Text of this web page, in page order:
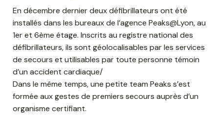
En décembre dernier deux défibrillateurs ont été
installés dans les bureaux de l’agence Peaks@Lyon, au
1er et 6ème étage. Inscrits au registre national des
défibrillateurs, ils sont géolocalisables par les services
de secours et utilisables par toute personne témoin
d’un accident cardiaque/
Dans le même temps, une petite team Peaks s’est
formée aux gestes de premiers secours auprès d’un
organisme certifiant.